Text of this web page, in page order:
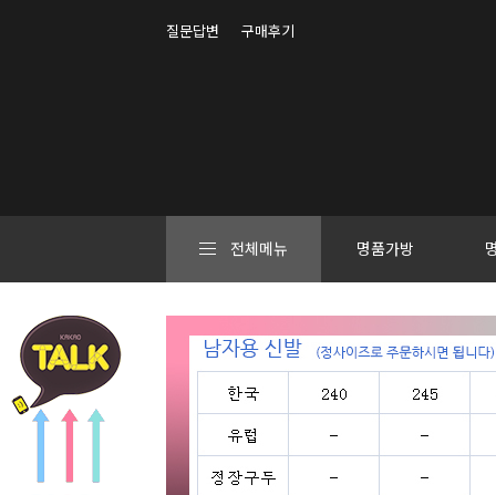
질문답변 구매후기
전체메뉴 명품가방